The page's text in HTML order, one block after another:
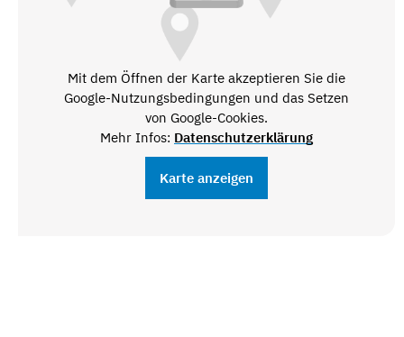
Mit dem Öffnen der Karte akzeptieren Sie die
Google-Nutzungsbedingungen und das Setzen
von Google-Cookies.
Mehr Infos: Datenschutzerklärung
Karte anzeigen